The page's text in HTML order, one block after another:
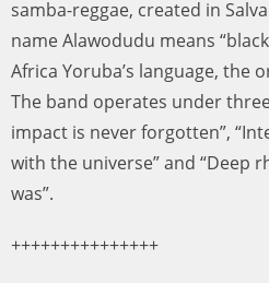
samba-reggae, created in
name Alawodudu means
Africa Yoruba’s language, the
The band operates under
impact is never forgotten”,
with the universe” and “Deep
was”.
+++++++++++++++